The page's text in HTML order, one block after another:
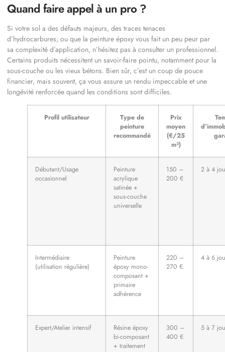
Quand faire appel à un pro ?
Si votre sol a des défauts majeurs, des traces tenaces
d’hydrocarbures, ou que la peinture époxy vous fait un peu peur par
sa complexité d’application, n’hésitez pas à consulter un professionnel.
Certains produits nécessitent un savoir-faire pointu, notamment pour la
sous-couche ou les vieux bétons. Bien sûr, c’est un coup de pouce
financier, mais souvent, ça vous assure un rendu impeccable et une
longévité renforcée quand les conditions sont difficiles.
Profil utilisateur
Type de
peinture
recommandé
Prix
moyen
(€/25
m²)
Débutant/Usage
occasionnel
Peinture
acrylique
satinée +
sous-couche
universelle
150 –
200 €
2 à 4
Intermédiaire
(utilisation régulière)
Peinture
époxy mono-
composant +
primaire
adhérence
220 –
270 €
4 à 6
Expert/Atelier intensif
Résine époxy
bi-composant
+ traitement
300 –
400 €
5 à 7